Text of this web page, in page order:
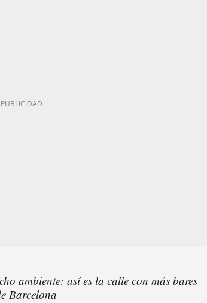
ambiente: así es la calle con más bares
Barcelona